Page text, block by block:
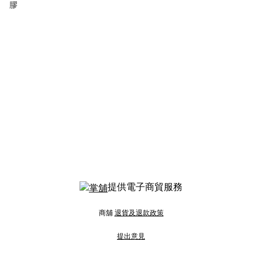
膠
提供電子商貿服務
商舖 退貨及退款政策
提出意見